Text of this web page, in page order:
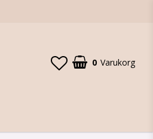
0 Varukorg